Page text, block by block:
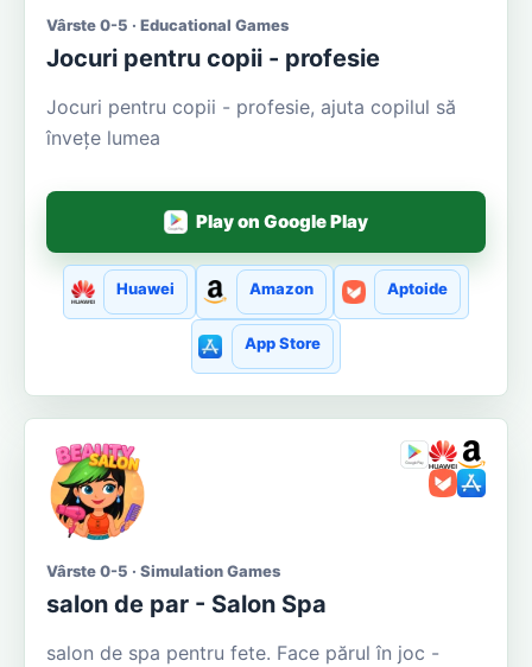
Vârste 0-5 · Educational Games
Jocuri pentru copii - profesie
Jocuri pentru copii - profesie, ajuta copilul să
învețe lumea
Play on Google Play
Huawei Amazon Aptoide
App Store
Vârste 0-5 · Simulation Games
salon de par - Salon Spa
salon de spa pentru fete. Face părul în joc -